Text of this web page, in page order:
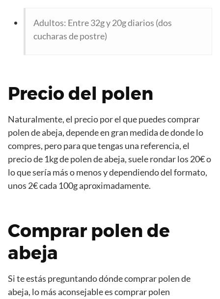
Adultos: Entre 32g y 20g diarios (dos
cucharas de postre)
Precio del polen
Naturalmente, el precio por el que puedes comprar
polen de abeja, depende en gran medida de donde lo
compres, pero para que tengas una referencia, el
precio de 1kg de polen de abeja, suele rondar los 20€ o
lo que sería más o menos y dependiendo del formato,
unos 2€ cada 100g aproximadamente.
Comprar polen de
abeja
Si te estás preguntando dónde comprar polen de
abeja, lo más aconsejable es comprar polen